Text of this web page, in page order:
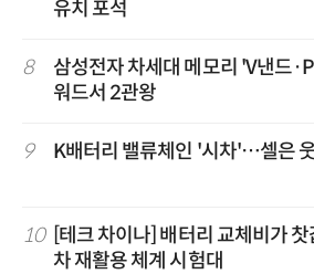
유치 포석
8
삼성전자 차세대 메모리 'V낸드
워드서 2관왕
9 K배터리 밸류체인 '시차'…셀은
10
[테크 차이나] 배터리 교체비가
차 재활용 체계 시험대